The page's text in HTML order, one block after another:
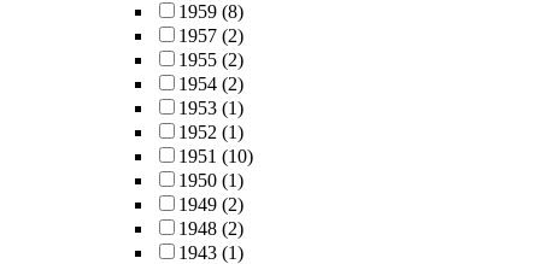
1959 (8)
1957 (2)
1955 (2)
1954 (2)
1953 (1)
1952 (1)
1951 (10)
1950 (1)
1949 (2)
1948 (2)
1943 (1)